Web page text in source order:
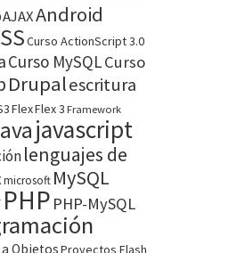
AJAXAndroid
Curso ActionScript 3.0
Curso MySQLCurso
Drupalescritura
FlexFlex 3 Framework
javascript
lenguajes de
microsoft MySQL
PHP PHP-MySQL
ObjetosProyectos Flash